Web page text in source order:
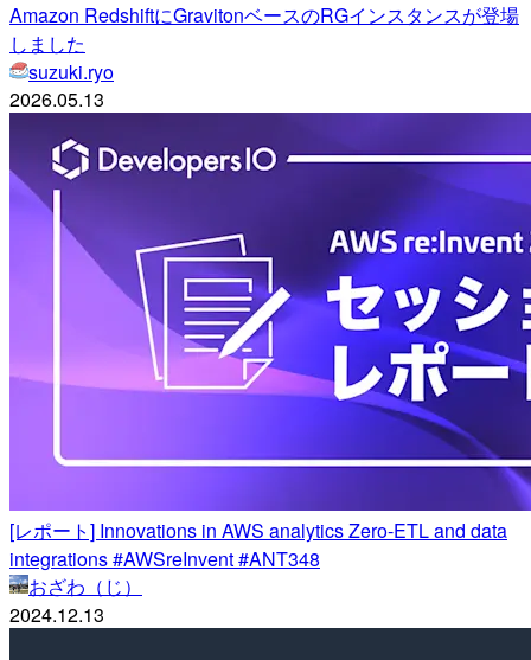
Amazon RedshiftにGravitonベースのRGインスタンスが登場
しました
suzuki.ryo
2026.05.13
[レポート] Innovations in AWS analytics Zero-ETL and data
integrations #AWSreInvent #ANT348
おざわ（じ）
2024.12.13